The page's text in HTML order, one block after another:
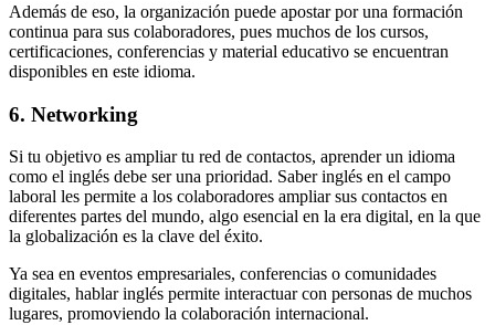
Además de eso, la organización puede apostar por una formación
continua para sus colaboradores, pues muchos de los cursos,
certificaciones, conferencias y material educativo se encuentran
disponibles en este idioma.
6. Networking
Si tu objetivo es ampliar tu red de contactos, aprender un idioma
como el inglés debe ser una prioridad. Saber inglés en el campo
laboral les permite a los colaboradores ampliar sus contactos en
diferentes partes del mundo, algo esencial en la era digital, en la que
la globalización es la clave del éxito.
Ya sea en eventos empresariales, conferencias o comunidades
digitales, hablar inglés permite interactuar con personas de muchos
lugares, promoviendo la colaboración internacional.